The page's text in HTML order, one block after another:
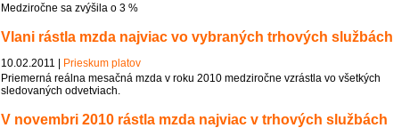
Medziročne sa zvýšila o 3 %
Vlani rástla mzda najviac vo vybraných trhových službách
10.02.2011 |
Prieskum platov
Priemerná reálna mesačná mzda v roku 2010 medziročne vzrástla vo všetkých
sledovaných odvetviach.
V novembri 2010 rástla mzda najviac v trhových službách